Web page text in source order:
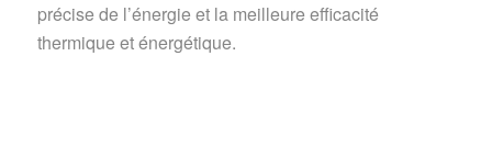
précise de l’énergie et la meilleure efficacité
thermique et énergétique.